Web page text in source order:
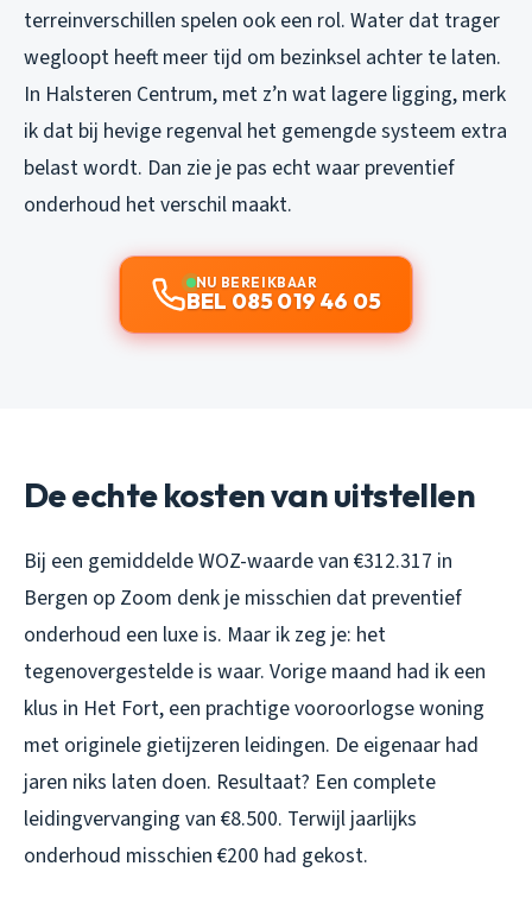
terreinverschillen spelen ook een rol. Water dat trager
wegloopt heeft meer tijd om bezinksel achter te laten.
In Halsteren Centrum, met z’n wat lagere ligging, merk
ik dat bij hevige regenval het gemengde systeem extra
belast wordt. Dan zie je pas echt waar preventief
onderhoud het verschil maakt.
NU BEREIKBAAR
BEL 085 019 46 05
De echte kosten van uitstellen
Bij een gemiddelde WOZ-waarde van €312.317 in
Bergen op Zoom denk je misschien dat preventief
onderhoud een luxe is. Maar ik zeg je: het
tegenovergestelde is waar. Vorige maand had ik een
klus in Het Fort, een prachtige vooroorlogse woning
met originele gietijzeren leidingen. De eigenaar had
jaren niks laten doen. Resultaat? Een complete
leidingvervanging van €8.500. Terwijl jaarlijks
onderhoud misschien €200 had gekost.